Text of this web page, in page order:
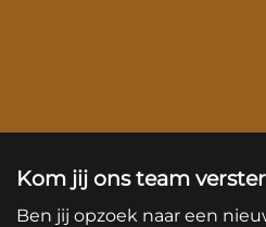
Kom jij ons team
Ben jij opzoek naar een